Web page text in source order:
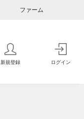
ファーム
新規登録 ログイン